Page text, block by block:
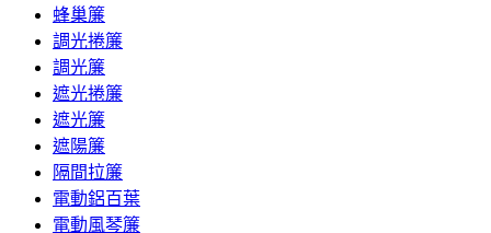
蜂巢簾
調光捲簾
調光簾
遮光捲簾
遮光簾
遮陽簾
隔間拉簾
電動鋁百葉
電動風琴簾